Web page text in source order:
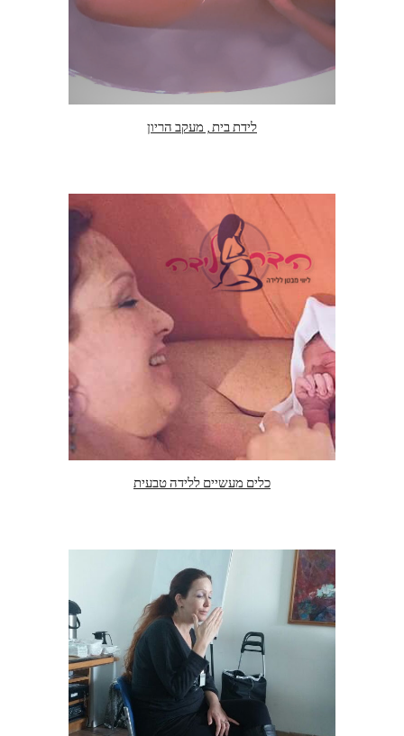
לידת בית , מעקב הריון
כלים מעשיים ללידה טבעית